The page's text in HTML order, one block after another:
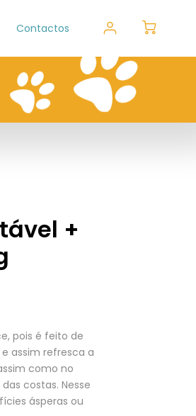
Contactos
+
pois é feito de
assim refresca a
como no
costas. Nesse
ásperas ou